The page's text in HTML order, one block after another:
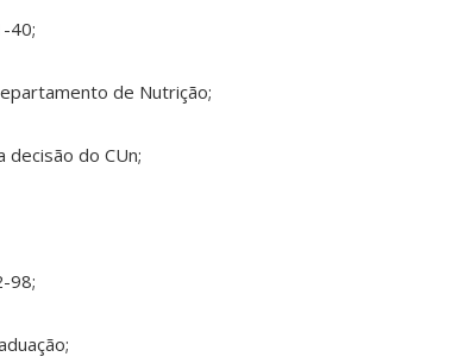
40;
de Nutrição;
do CUn;
98;